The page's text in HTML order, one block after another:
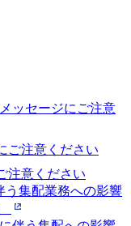
ッセージにご注意
ご注意ください
注意ください
う集配業務への影響